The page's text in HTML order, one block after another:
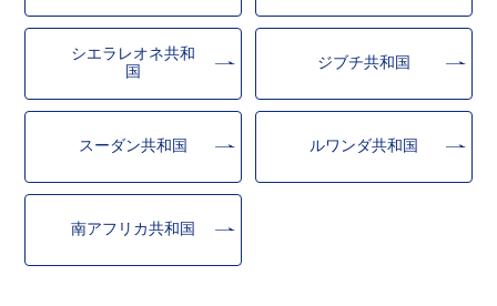
シエラレオネ共和
国
ジブチ共和国
スーダン共和国 ルワンダ共和国
南アフリカ共和国